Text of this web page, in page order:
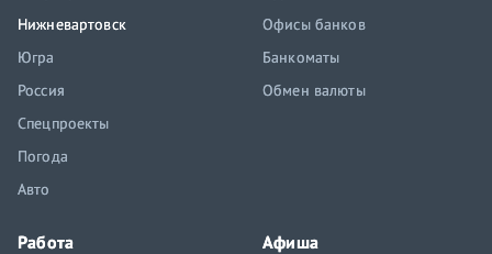
Нижневартовск
Югра
Россия
Спецпроекты
Погода
Авто
Офисы банков
Банкоматы
Обмен валюты
Работа Афиша